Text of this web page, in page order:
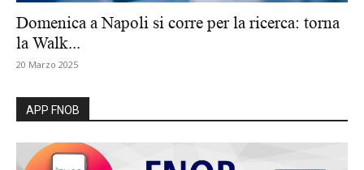
Domenica a Napoli si corre per la ricerca: torna
la Walk...
20 Marzo 2025
APP FNOB